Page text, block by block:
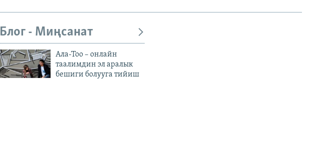
Блог - Миңсанат
Ала-Тоо – онлайн
таалимдин эл аралык
бешиги болууга тийиш